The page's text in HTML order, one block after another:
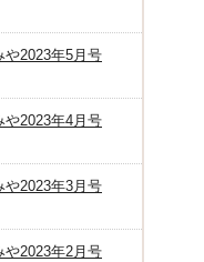
や2023年5月号
や2023年4月号
や2023年3月号
や2023年2月号